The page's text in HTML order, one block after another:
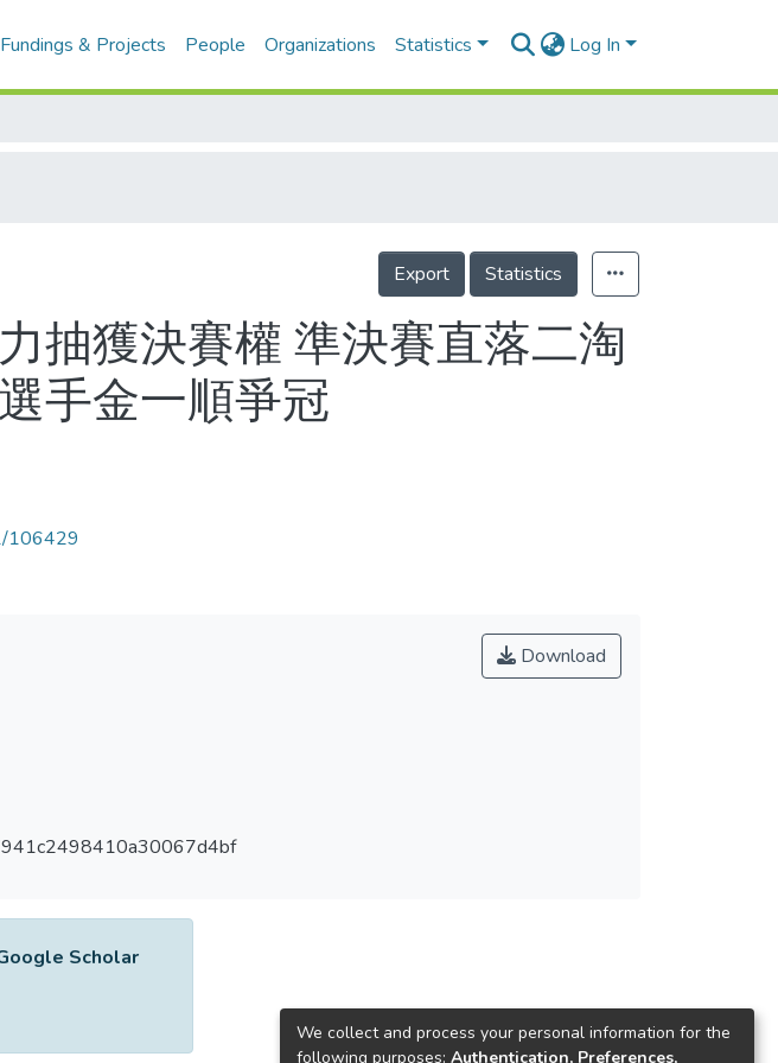
Fundings & Projects People Organizations Statistics Log In
Export Statistics
抽獲決賽權 準決賽直落二淘
手金一順爭冠
106429
Download
Scholar
We collect and process your personal information for the
following purposes: Authentication, Preferences,